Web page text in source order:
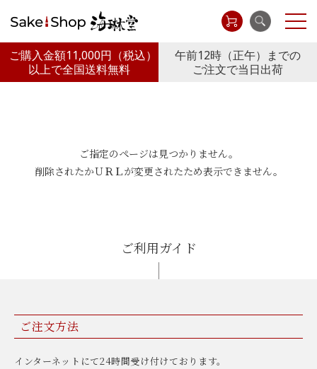
ご購入金額11,000円 （税込）
以上で全国送料無料
午前12時（正午）までの
ご注文で当日出荷
ご指定のページは見つかりません。
削除されたかＵＲＬが変更されたため表示できません。
ご利用ガイド
ご注文方法
インターネットにて24時間受け付けております。